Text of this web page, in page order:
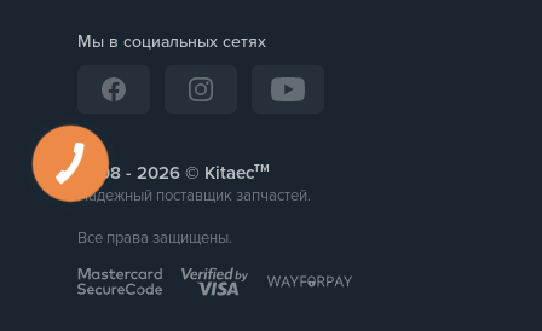
Мы в социальных сетях
2008 - © Kitaecтм
Надежный поставщик запчастей.
Все права защищены.